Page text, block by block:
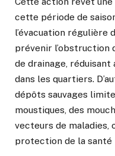
cette période de
l’évacuation régulière
prévenir l’obstruction
de drainage, réduisant
dans les quartiers.
dépôts sauvages
moustiques, des
vecteurs de maladies,
protection de la santé